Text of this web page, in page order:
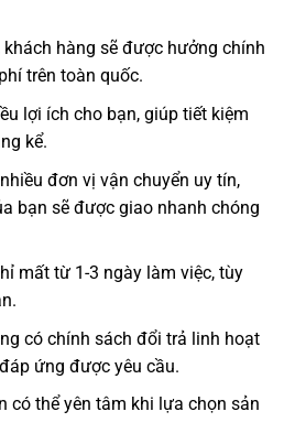
hàng sẽ được hưởng chính
trên toàn quốc.
lợi ích cho bạn, giúp tiết kiệm
kể.
đơn vị vận chuyển uy tín,
bạn sẽ được giao nhanh chóng
mất từ 1-3 ngày làm việc, tùy
có chính sách đổi trả linh hoạt
ứng được yêu cầu.
có thể yên tâm khi lựa chọn sản